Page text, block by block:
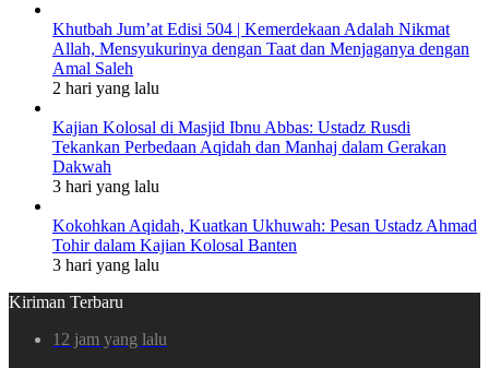
Khutbah Jum’at Edisi 504 | Kemerdekaan Adalah Nikmat
Allah, Mensyukurinya dengan Taat dan Menjaganya dengan
Amal Saleh
2 hari yang lalu
Kajian Kolosal di Masjid Ibnu Abbas: Ustadz Rusdi
Tekankan Perbedaan Aqidah dan Manhaj dalam Gerakan
Dakwah
3 hari yang lalu
Kokohkan Aqidah, Kuatkan Ukhuwah: Pesan Ustadz Ahmad
Tohir dalam Kajian Kolosal Banten
3 hari yang lalu
Kiriman Terbaru
12 jam yang lalu